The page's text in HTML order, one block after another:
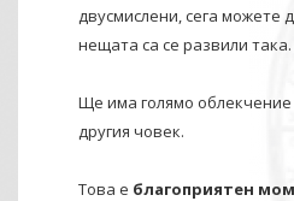
двусмислени, сега можете
нещата са се развили така.
Ще има голямо облекчение
другия човек.
Това е благоприятен